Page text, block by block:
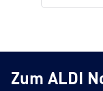
Zum ALDI